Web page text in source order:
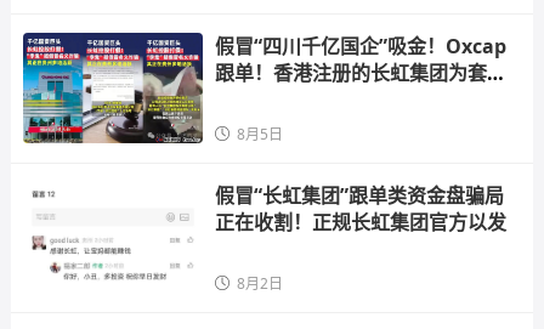
假冒“四川千亿国企”吸金！Oxcap
跟单！香港注册的长虹集团为套牌
8月5日
假冒“长虹集团”跟单类资金盘骗局
正在收割！正规长虹集团官方以发
8月2日